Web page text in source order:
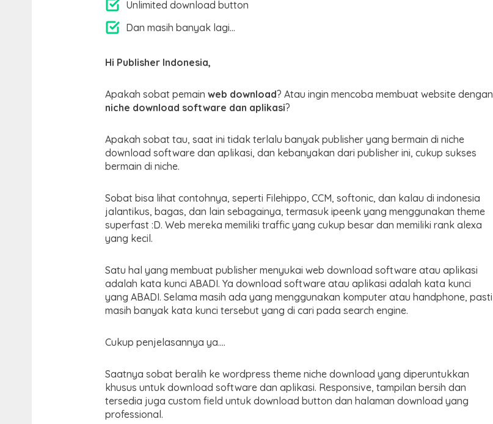
Unlimited download button
Dan masih banyak lagi…
Hi Publisher Indonesia,
Apakah sobat pemain web download? Atau ingin mencoba membuat website dengan
niche download software dan aplikasi?
Apakah sobat tau, saat ini tidak terlalu banyak publisher yang bermain di niche
download software dan aplikasi, dan kebanyakan dari publisher ini, cukup sukses
bermain di niche.
Sobat bisa lihat contohnya, seperti Filehippo, CCM, softonic, dan kalau di indonesia
jalantikus, bagas, dan lain sebagainya, termasuk ipeenk yang menggunakan theme
superfast :D. Web mereka memiliki traffic yang cukup besar dan memiliki rank alexa
yang kecil.
Satu hal yang membuat publisher menyukai web download software atau aplikasi
adalah kata kunci ABADI. Ya download software atau aplikasi adalah kata kunci
yang ABADI. Selama masih ada yang menggunakan komputer atau handphone, pasti
masih banyak kata kunci tersebut yang di cari pada search engine.
Cukup penjelasannya ya….
Saatnya sobat beralih ke wordpress theme niche download yang diperuntukkan
khusus untuk download software dan aplikasi. Responsive, tampilan bersih dan
tersedia juga custom field untuk download button dan halaman download yang
professional.